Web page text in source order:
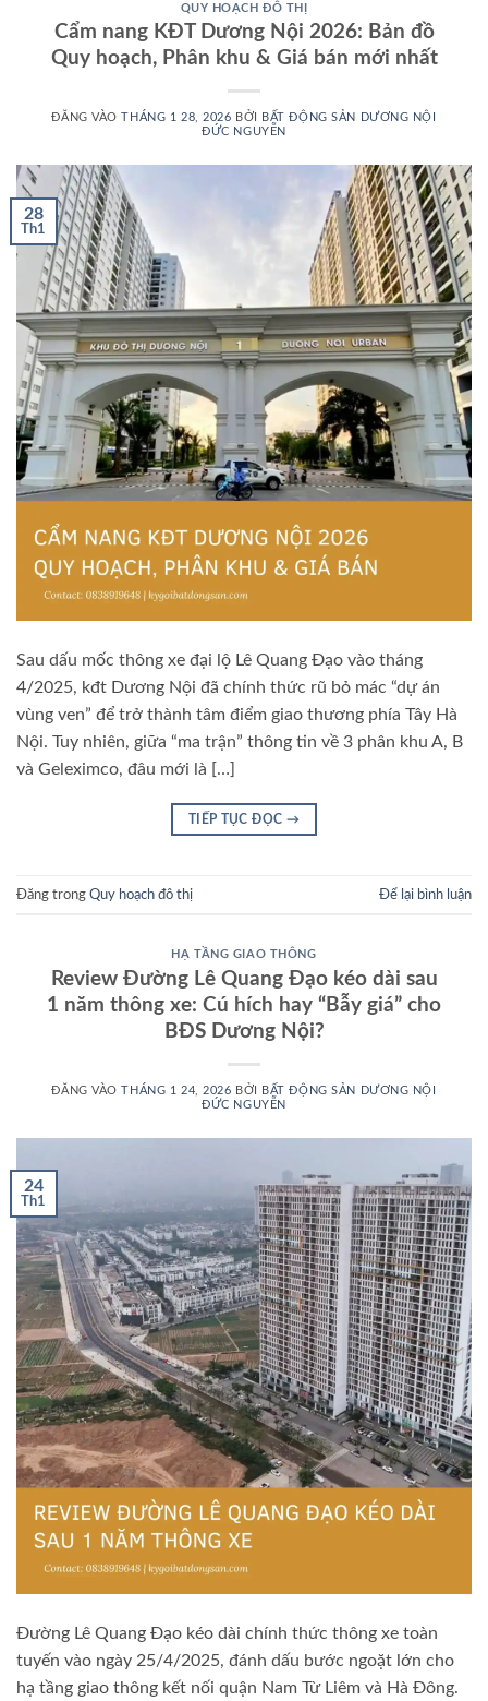
QUY HOẠCH ĐÔ THỊ
Cẩm nang KĐT Dương Nội 2026: Bản đồ
Quy hoạch, Phân khu & Giá bán mới nhất
ĐĂNG VÀOTHÁNG 1 28, 2026 BỞI
BẤT ĐỘNG SẢN DƯƠNG NỘI
ĐỨC NGUYỄN
28
Th1
Sau dấu mốc thông xe đại lộ Lê Quang Đạo vào tháng
4/2025, kđt Dương Nội đã chính thức rũ bỏ mác “dự án
vùng ven” để trở thành tâm điểm giao thương phía Tây Hà
Nội. Tuy nhiên, giữa “ma trận” thông tin về 3 phân khu A, B
và Geleximco, đâu mới là […]
TIẾP TỤC ĐỌC →
Đăng trong Quy hoạch đô thị Để lại bình luận
HẠ TẦNG GIAO THÔNG
Review Đường Lê Quang Đạo kéo dài sau
1 năm thông xe: Cú hích hay “Bẫy giá” cho
BĐS Dương Nội?
ĐĂNG VÀOTHÁNG 1 24, 2026 BỞI
BẤT ĐỘNG SẢN DƯƠNG NỘI
ĐỨC NGUYỄN
24
Th1
Đường Lê Quang Đạo kéo dài chính thức thông xe toàn
tuyến vào ngày 25/4/2025, đánh dấu bước ngoặt lớn cho
hạ tầng giao thông kết nối quận Nam Từ Liêm và Hà Đông.